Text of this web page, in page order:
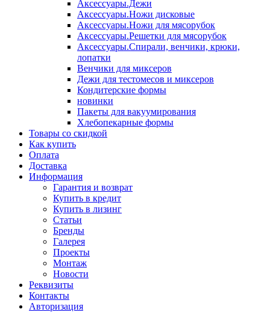
Аксессуары.Дежи
Аксессуары.Ножи дисковые
Аксессуары.Ножи для мясорубок
Аксессуары.Решетки для мясорубок
Аксессуары.Спирали, венчики, крюки,
лопатки
Венчики для миксеров
Дежи для тестомесов и миксеров
Кондитерские формы
новинки
Пакеты для вакуумирования
Хлебопекарные формы
Товары со скидкой
Как купить
Оплата
Доставка
Информация
Гарантия и возврат
Купить в кредит
Купить в лизинг
Статьи
Бренды
Галерея
Проекты
Монтаж
Новости
Реквизиты
Контакты
Авторизация